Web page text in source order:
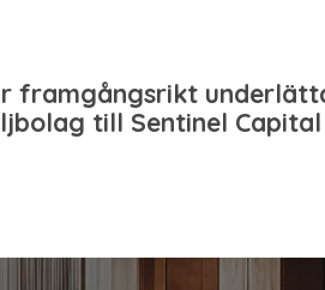
framgångsrikt
till Sentinel